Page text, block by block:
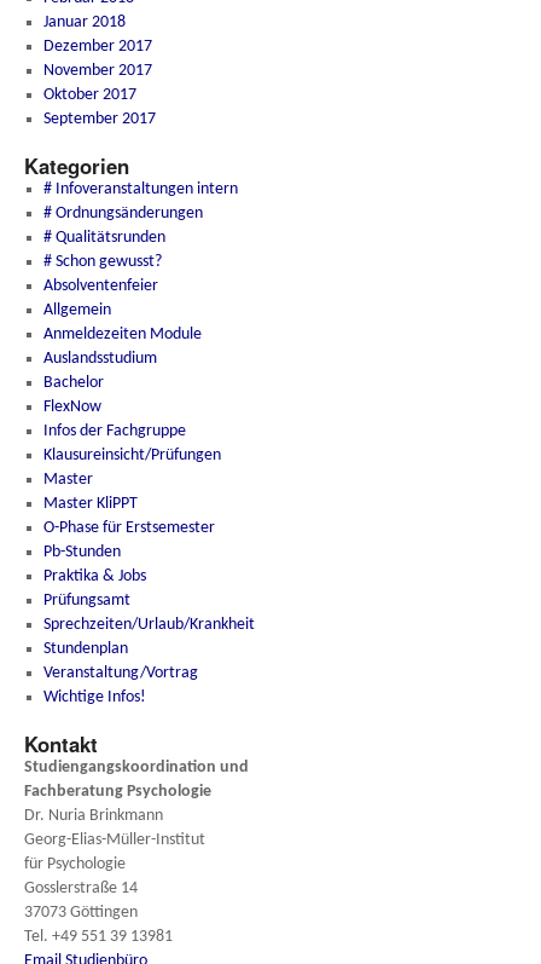
Januar 2018
Dezember 2017
November 2017
Oktober 2017
September 2017
Kategorien
# Infoveranstaltungen intern
# Ordnungsänderungen
# Qualitätsrunden
# Schon gewusst?
Absolventenfeier
Allgemein
Anmeldezeiten Module
Auslandsstudium
Bachelor
FlexNow
Infos der Fachgruppe
Klausureinsicht/Prüfungen
Master
Master KliPPT
O-Phase für Erstsemester
Pb-Stunden
Praktika & Jobs
Prüfungsamt
Sprechzeiten/Urlaub/Krankheit
Stundenplan
Veranstaltung/Vortrag
Wichtige Infos!
Kontakt
Studiengangskoordination und
Fachberatung Psychologie
Dr. Nuria Brinkmann
Georg-Elias-Müller-Institut
für Psychologie
Gosslerstraße 14
37073 Göttingen
Tel. +49 551 39 13981